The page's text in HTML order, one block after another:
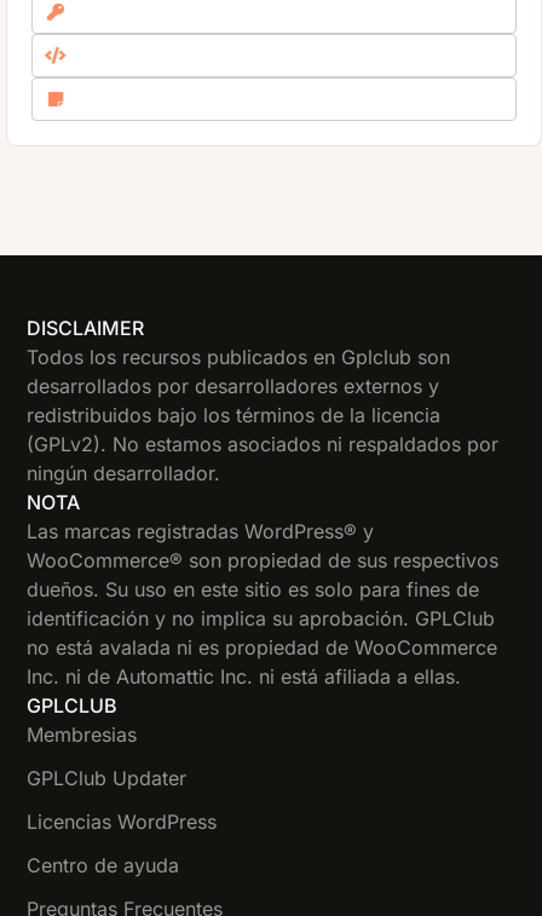
DISCLAIMER
Todos los recursos publicados en Gplclub son
desarrollados por desarrolladores externos y
redistribuidos bajo los términos de la licencia
(GPLv2). No estamos asociados ni respaldados por
ningún desarrollador.
NOTA
Las marcas registradas WordPress® y
WooCommerce® son propiedad de sus respectivos
dueños. Su uso en este sitio es solo para fines de
identificación y no implica su aprobación. GPLClub
no está avalada ni es propiedad de WooCommerce
Inc. ni de Automattic Inc. ni está afiliada a ellas.
GPLCLUB
Membresias
GPLClub Updater
Licencias WordPress
Centro de ayuda
Preguntas Frecuentes